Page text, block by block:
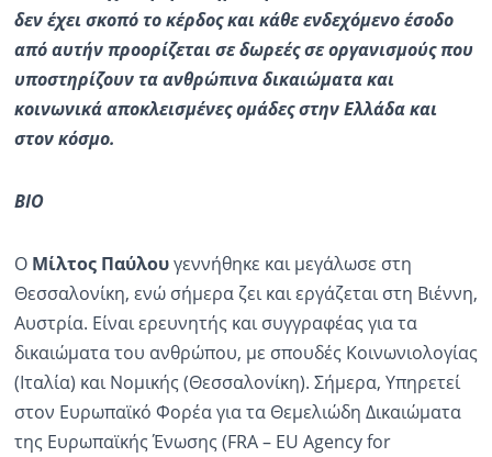
δεν έχει σκοπό το κέρδος και κάθε ενδεχόμενο έσοδο
από αυτήν προορίζεται σε δωρεές σε οργανισμούς που
υποστηρίζουν τα ανθρώπινα δικαιώματα και
κοινωνικά αποκλεισμένες ομάδες στην Ελλάδα και
στον κόσμο.
BIO
Ο Μίλτος Παύλουγεννήθηκε και μεγάλωσε στη
Θεσσαλονίκη, ενώ σήμερα ζει και εργάζεται στη Βιέννη,
Αυστρία. Είναι ερευνητής και συγγραφέας για τα
δικαιώματα του ανθρώπου, με σπουδές Κοινωνιολογίας
(Ιταλία) και Νομικής (Θεσσαλονίκη). Σήμερα, Υπηρετεί
στον Ευρωπαϊκό Φορέα για τα Θεμελιώδη Δικαιώματα
της Ευρωπαϊκής Ένωσης (FRA – EU Agency for